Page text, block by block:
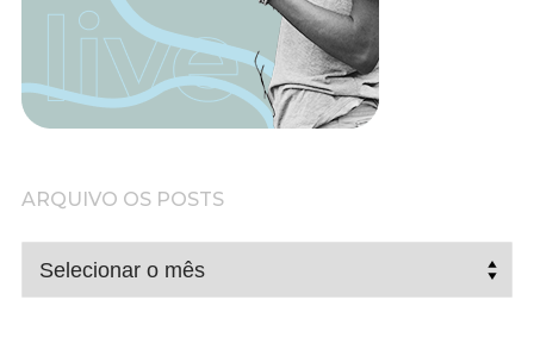
ARQUIVO OS POSTS
ARQUIVO
OS